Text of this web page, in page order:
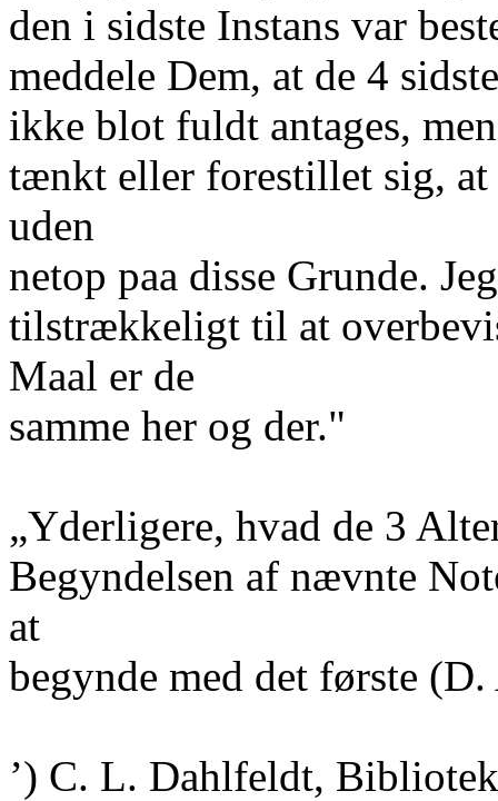
den i sidste Instans var
meddele Dem, at de 4
ikke blot fuldt antages,
tænkt eller forestillet sig, at
uden
netop paa disse Grunde.
tilstrækkeligt til at
Maal er de
samme her og der."
„Yderligere, hvad de 3
Begyndelsen af nævnte
at
begynde med det første
’) C. L. Dahlfeldt,